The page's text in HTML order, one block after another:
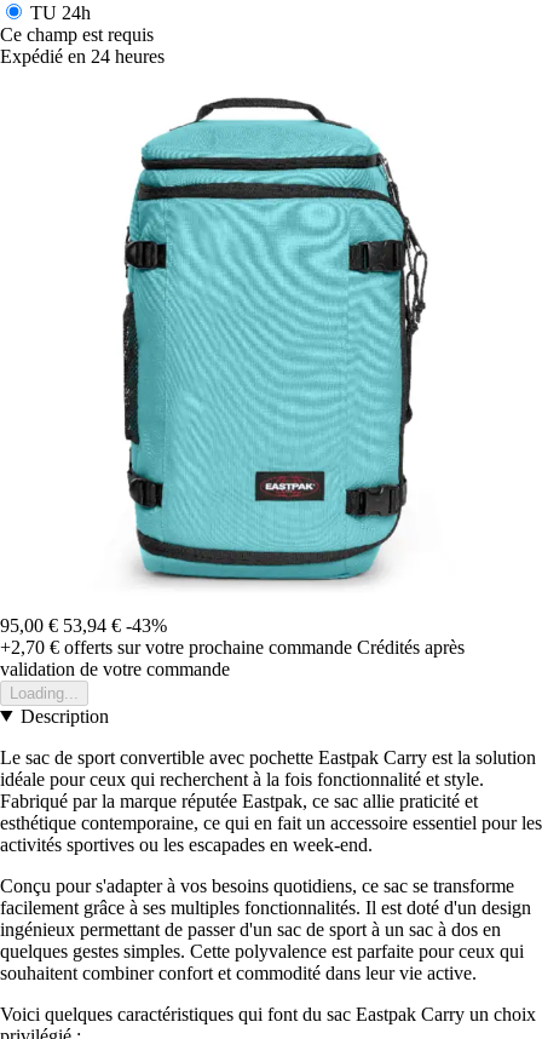
TU 24h
Ce champ est requis
Expédié en 24 heures
95,00 € 53,94 € -43%
+2,70 € offerts sur votre prochaine commande Crédités après
validation de votre commande
Loading...
Description
Le sac de sport convertible avec pochette Eastpak Carry est la solution
idéale pour ceux qui recherchent à la fois fonctionnalité et style.
Fabriqué par la marque réputée Eastpak, ce sac allie praticité et
esthétique contemporaine, ce qui en fait un accessoire essentiel pour les
activités sportives ou les escapades en week-end.
Conçu pour s'adapter à vos besoins quotidiens, ce sac se transforme
facilement grâce à ses multiples fonctionnalités. Il est doté d'un design
ingénieux permettant de passer d'un sac de sport à un sac à dos en
quelques gestes simples. Cette polyvalence est parfaite pour ceux qui
souhaitent combiner confort et commodité dans leur vie active.
Voici quelques caractéristiques qui font du sac Eastpak Carry un choix